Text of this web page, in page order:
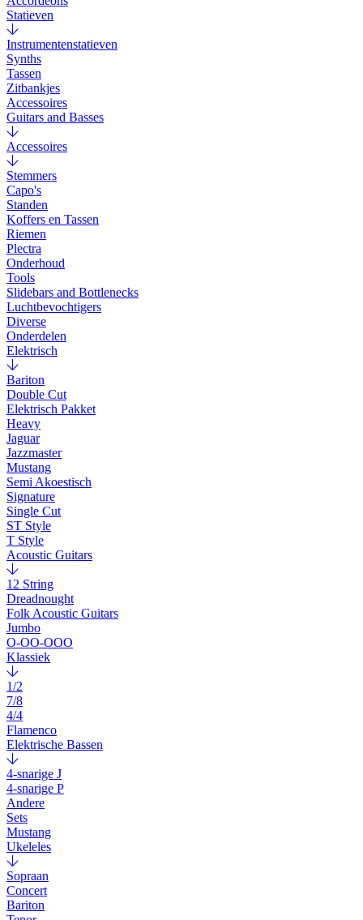
Statieven
Instrumentenstatieven
Synths
Tassen
Zitbankjes
Accessoires
Guitars and Basses
Accessoires
Stemmers
Capo's
Standen
Koffers en Tassen
Riemen
Plectra
Onderhoud
Tools
Slidebars and Bottlenecks
Luchtbevochtigers
Diverse
Onderdelen
Elektrisch
Bariton
Double Cut
Elektrisch Pakket
Heavy
Jaguar
Jazzmaster
Mustang
Semi Akoestisch
Signature
Single Cut
ST Style
T Style
Acoustic Guitars
12 String
Dreadnought
Folk Acoustic Guitars
Jumbo
O-OO-OOO
Klassiek
1/2
7/8
4/4
Flamenco
Elektrische Bassen
4-snarige J
4-snarige P
Andere
Sets
Mustang
Ukeleles
Sopraan
Concert
Bariton